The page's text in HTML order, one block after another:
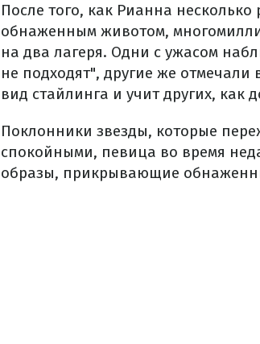
После того, как Рианна
обнаженным животом,
на два лагеря. Одни с ужасом
не подходят", другие же
вид стайлинга и учит других,
Поклонники звезды, которые
спокойными, певица во время
образы, прикрывающие